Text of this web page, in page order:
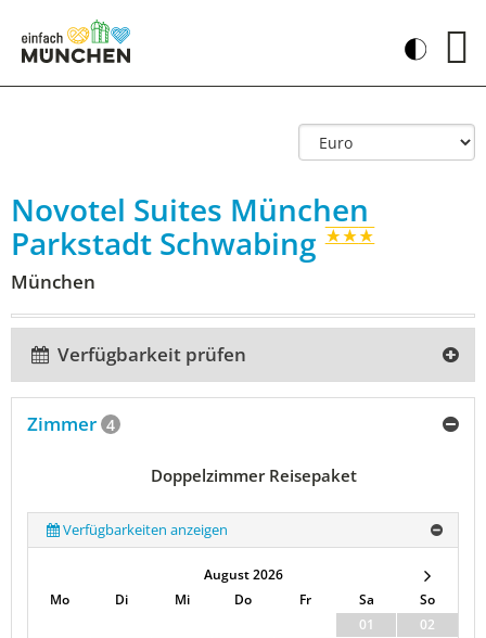
Novotel Suites München
Parkstadt Schwabing
München
Verfügbarkeit prüfen
Zimmer 4
Doppelzimmer Reisepaket
Verfügbarkeiten anzeigen
August 2026
Mo
Di Mi Do Fr Sa
So
01
02